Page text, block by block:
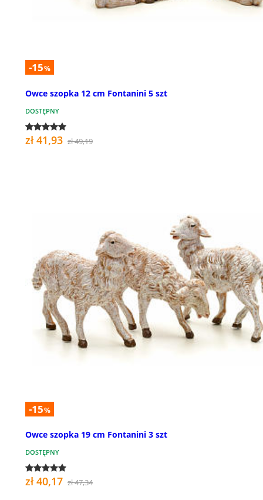
-15%
Owce szopka 12 cm Fontanini 5 szt
DOSTĘPNY
zł 41,93 zł 49,19
-15%
Owce szopka 19 cm Fontanini 3 szt
DOSTĘPNY
zł 40,17 zł 47,34